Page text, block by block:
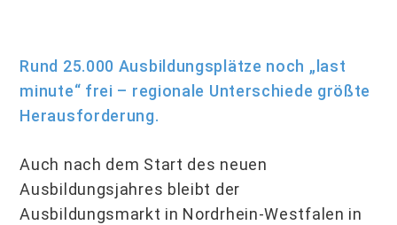
Rund 25.000 Ausbildungsplätze noch „last
minute“ frei – regionale Unterschiede größte
Herausforderung.
Auch nach dem Start des neuen
Ausbildungsjahres bleibt der
Ausbildungsmarkt in Nordrhein-Westfalen in